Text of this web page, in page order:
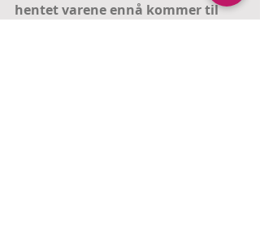
hentet varene ennå kommer til